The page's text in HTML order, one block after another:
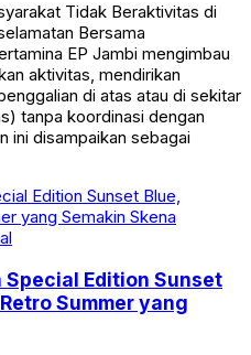
Tidak Beraktivitas di
Bersama
EP Jambi mengimbau
aktivitas, mendirikan
di atas atau di sekitar
tanpa koordinasi dengan
ini disampaikan sebagai
Special Edition Sunset
Summer yang